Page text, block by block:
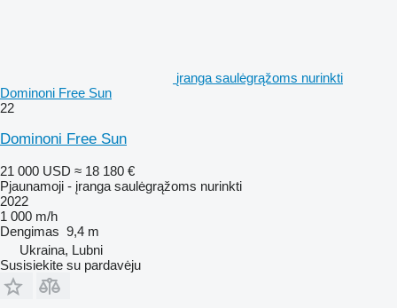
įranga saulėgrąžoms nurinkti
Dominoni Free Sun
22
Dominoni Free Sun
21 000 USD ≈ 18 180 €
Pjaunamoji - įranga saulėgrąžoms nurinkti
2022
1 000 m/h
Dengimas 9,4 m
Ukraina, Lubni
Susisiekite su pardavėju